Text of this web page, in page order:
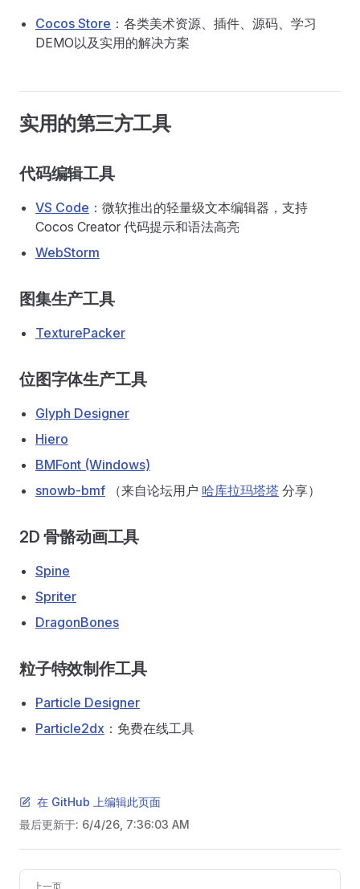
Cocos Store ：各类美术资源、插件、源码、学习
DEMO以及实用的解决方案
实用的第三方工具
代码编辑工具
VS Code ：微软推出的轻量级文本编辑器，支持
Cocos Creator 代码提示和语法高亮
WebStorm
图集生产工具
TexturePacker
位图字体生产工具
Glyph Designer
Hiero
BMFont (Windows)
snowb-bmf （来自论坛用户 哈库拉玛塔塔 分享）
2D 骨骼动画工具
Spine
Spriter
DragonBones
粒子特效制作工具
Particle Designer
Particle2dx ：免费在线工具
在 GitHub 上编辑此页面
最后更新于: 6/4/26, 7:36:03 AM
Pager
上一页